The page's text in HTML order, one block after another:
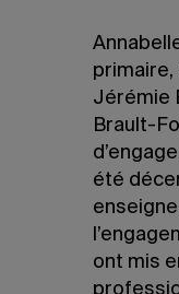
primaire,
Jérémie
Brault-
été
ont mis